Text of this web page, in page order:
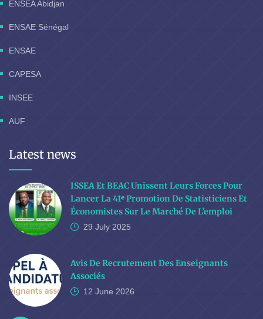
ENSEA Abidjan
ENSAE Sénégal
ENSAE
CAPESA
INSEE
AUF
Latest news
ISSEA Et BEAC Unissent Leurs Forces Pour
Lancer La 41ᵉ Promotion De Statisticiens Et
Économistes Sur Le Marché De L’emploi
29 July 2025
Avis De Recrutement Des Enseignants
Associés
12 June 2026